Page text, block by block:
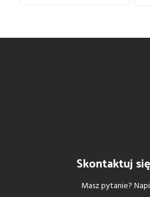
Skontaktuj
Masz pytanie?